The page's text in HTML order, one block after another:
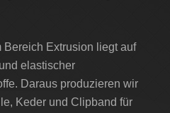
Bereich Extrusion liegt auf
elastischer
Daraus produzieren wir
Keder und Clipband für